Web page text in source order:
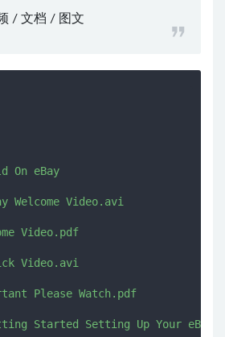
/ 文档 / 图文
On eBay
Welcome Video.avi
Video.pdf
Video.avi
Please Watch.pdf
Started Setting Up Your eBay